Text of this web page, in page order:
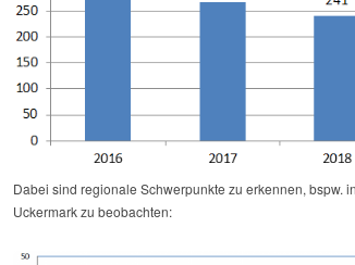
Dabei sind regionale Schwerpunkte zu erkennen, bspw.
Uckermark zu beobachten: